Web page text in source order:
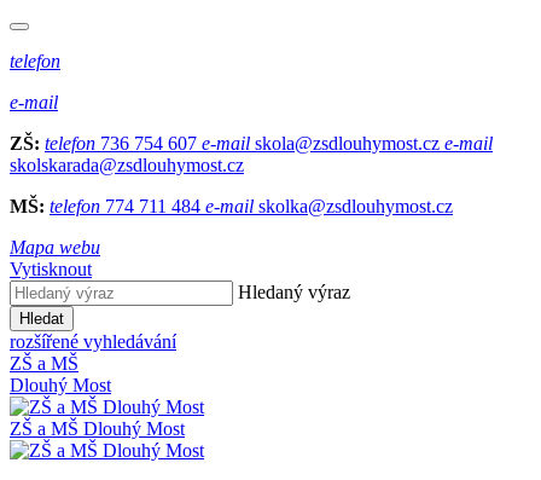
telefon
e-mail
ZŠ: telefon 736 754 607 e-mail skola@zsdlouhymost.cz e-mail
skolskarada@zsdlouhymost.cz
MŠ: telefon 774 711 484 e-mail skolka@zsdlouhymost.cz
Mapa webu
Vytisknout
Hledaný výraz
Hledat
rozšířené vyhledávání
ZŠ a MŠ
Dlouhý Most
ZŠ a MŠ Dlouhý Most